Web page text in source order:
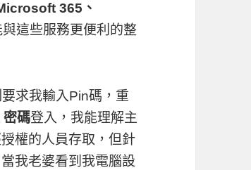
365、
這些服務更便利的整
求我輸入Pin碼，重
碼登入，我能理解主
權的人員存取，但針
我老婆看到我電腦設